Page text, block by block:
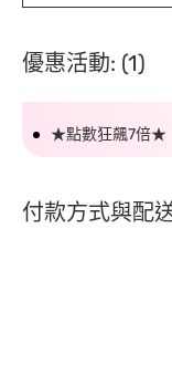
優惠活動: (1)
★點數狂飆7倍★
付款方式與配